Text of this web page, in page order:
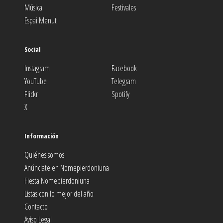
Música
Festivales
Espai Menut
Social
Instagram
Facebook
YouTube
Telegram
Flickr
Spotify
X
Información
Quiénes somos
Anúnciate en Nomepierdoniuna
Fiesta Nomepierdoniuna
Listas con lo mejor del año
Contacto
Aviso Legal